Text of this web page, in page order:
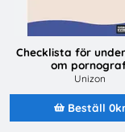
Checklista för
om
Unizon
Beställ